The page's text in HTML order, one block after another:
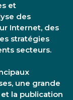
et
des
Internet, des
stratégies
secteurs.
une grande
la publication